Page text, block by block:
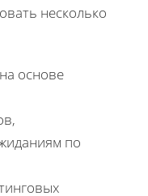
несколько
основе
по